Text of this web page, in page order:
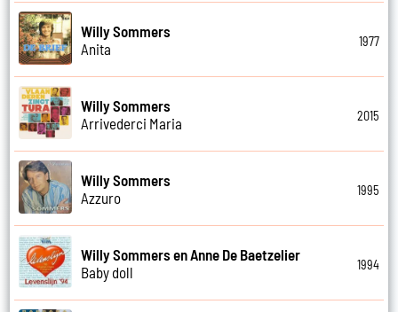
Willy Sommers
Anita
1977
Willy Sommers
Arrivederci Maria
2015
Willy Sommers
Azzuro
1995
Willy Sommers en Anne De Baetzelier
Baby doll
1994